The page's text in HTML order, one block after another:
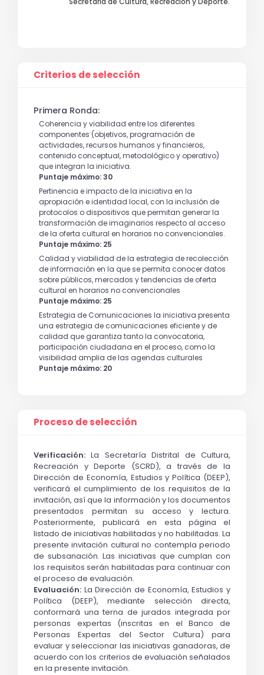
Criterios de selección
Primera Ronda:
Coherencia y viabilidad entre los diferentes
componentes (objetivos, programación de
actividades, recursos humanos y financieros,
contenido conceptual, metodológico y operativo)
que integran la iniciativa.
Puntaje máximo: 30
Pertinencia e impacto de la iniciativa en la
apropiación e identidad local, con la inclusión de
protocolos o dispositivos que permitan generar la
transformación de imaginarios respecto al acceso
de la oferta cultural en horarios no convencionales.
Puntaje máximo: 25
Calidad y viabilidad de la estrategia de recolección
de información en la que se permita conocer datos
sobre públicos, mercados y tendencias de oferta
cultural en horarios no convencionales
Puntaje máximo: 25
Estrategia de Comunicaciones la iniciativa presenta
una estrategia de comunicaciones eficiente y de
calidad que garantiza tanto la convocatoria,
participación ciudadana en el proceso, como la
visibilidad amplia de las agendas culturales
Puntaje máximo: 20
Proceso de selección
Verificación: La Secretaría Distrital de Cultura,
Recreación y Deporte (SCRD), a través de la
Dirección de Economía, Estudios y Política (DEEP),
verificará el cumplimiento de los requisitos de la
invitación, así que la información y los documentos
presentados permitan su acceso y lectura.
Posteriormente, publicará en esta página el
listado de iniciativas habilitadas y no habilitadas. La
presente invitación cultural no contempla periodo
de subsanación. Las iniciativas que cumplan con
los requisitos serán habilitadas para continuar con
el proceso de evaluación.
Evaluación: La Dirección de Economía, Estudios y
Política (DEEP), mediante selección directa,
conformará una terna de jurados integrada por
personas expertas (inscritas en el Banco de
Personas Expertas del Sector Cultura) para
evaluar y seleccionar las iniciativas ganadoras, de
acuerdo con los criterios de evaluación señalados
en la presente invitación.